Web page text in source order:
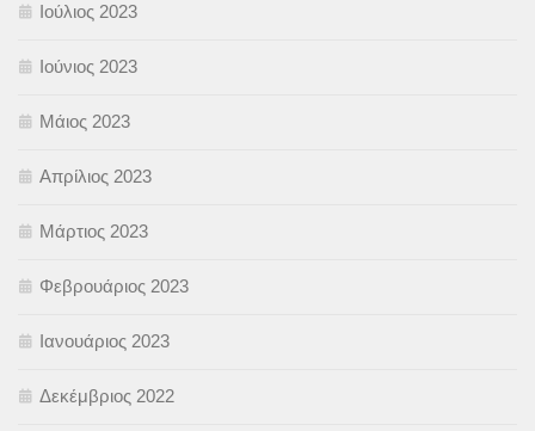
Ιούλιος 2023
Ιούνιος 2023
Μάιος 2023
Απρίλιος 2023
Μάρτιος 2023
Φεβρουάριος 2023
Ιανουάριος 2023
Δεκέμβριος 2022